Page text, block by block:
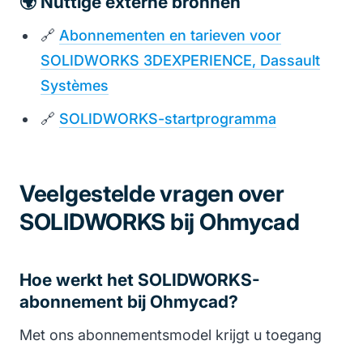
🔗 Abonnementen en tarieven voor
SOLIDWORKS 3DEXPERIENCE, Dassault
Systèmes
🔗 SOLIDWORKS-startprogramma
Veelgestelde vragen over
SOLIDWORKS bij Ohmycad
Hoe werkt het SOLIDWORKS-
abonnement bij Ohmycad?
Met ons abonnementsmodel krijgt u toegang